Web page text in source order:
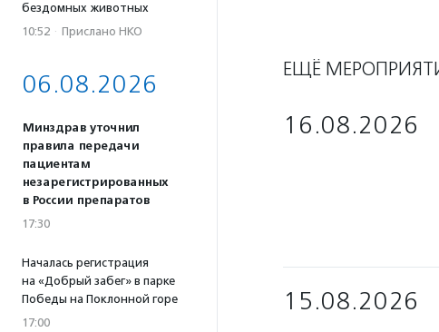
бездомных животных
10:52 · Прислано НКО
06.08.2026
Минздрав уточнил
правила передачи
пациентам
незарегистрированных
в России препаратов
17:30
Началась регистрация
на «Добрый забег» в парке
Победы на Поклонной горе
17:00
ЕЩЁ
16.08.2026
15.08.2026